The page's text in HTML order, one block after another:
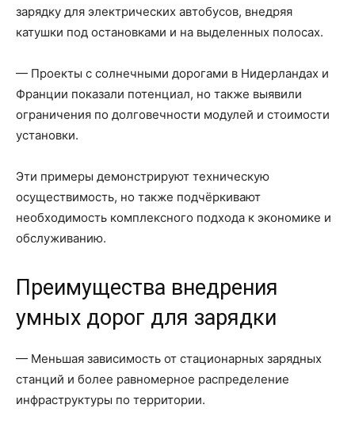
зарядку для электрических автобусов, внедряя
катушки под остановками и на выделенных полосах.
— Проекты с солнечными дорогами в Нидерландах и
Франции показали потенциал, но также выявили
ограничения по долговечности модулей и стоимости
установки.
Эти примеры демонстрируют техническую
осуществимость, но также подчёркивают
необходимость комплексного подхода к экономике и
обслуживанию.
Преимущества внедрения
умных дорог для зарядки
— Меньшая зависимость от стационарных зарядных
станций и более равномерное распределение
инфраструктуры по территории.